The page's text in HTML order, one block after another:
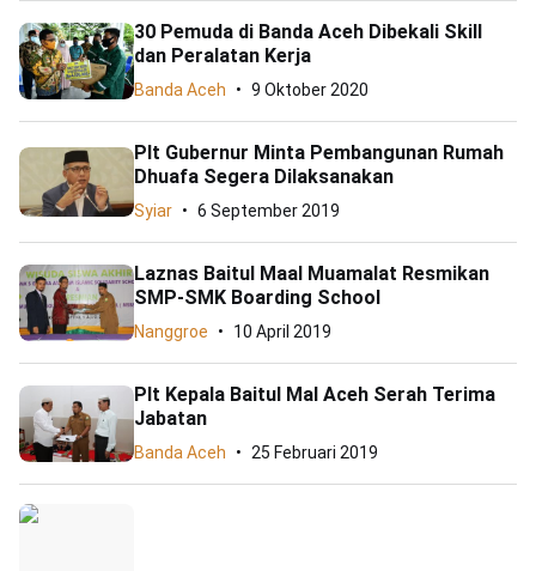
30 Pemuda di Banda Aceh Dibekali Skill
dan Peralatan Kerja
Banda Aceh 9 Oktober 2020
Plt Gubernur Minta Pembangunan Rumah
Dhuafa Segera Dilaksanakan
Syiar 6 September 2019
Laznas Baitul Maal Muamalat Resmikan
SMP-SMK Boarding School
Nanggroe 10 April 2019
Plt Kepala Baitul Mal Aceh Serah Terima
Jabatan
Banda Aceh 25 Februari 2019